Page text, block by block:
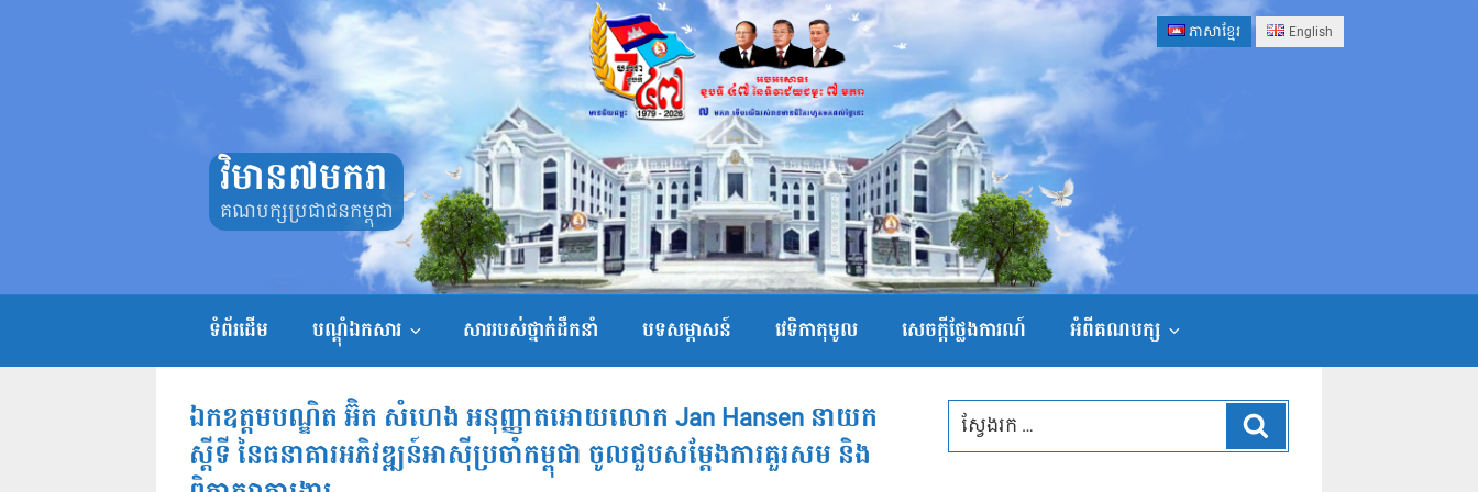
ភាសាខ្មែរ English
វិមាន៧មករា
គណបក្សប្រជាជនកម្ពុជា
ទំព័រដើម បណ្តុំឯកសារ សាររបស់ថ្នាក់ដឹកនាំ បទសម្ភាសន៍ វេទិកាតុមូល សេចក្ដីថ្លែងការណ៍ អំពីគណបក្ស
ឯកឧត្តមបណ្ឌិត អ៊ិត សំហេង អនុញ្ញាតអោយលោក Jan Hansen នាយក
ស្តីទី នៃធនាគារអភិវឌ្ឍន៍អាស៉ីប្រចាំកម្ពុជា ចូលជួបសម្តែងការគួរសម និង